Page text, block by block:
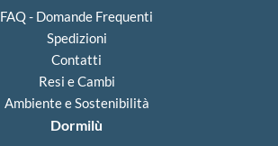
FAQ - Domande Frequenti
Spedizioni
Contatti
Resi e Cambi
Ambiente e Sostenibilità
Dormilù